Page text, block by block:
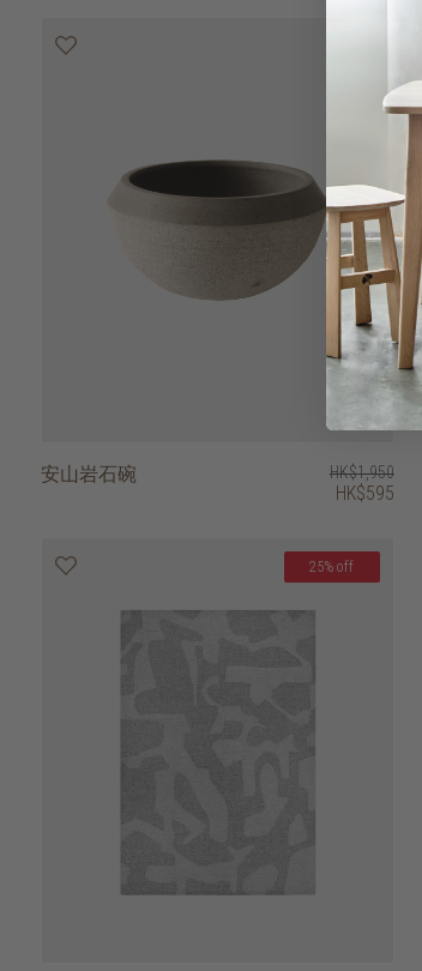
安山岩石碗 HK$1,950
HK$595
25% off